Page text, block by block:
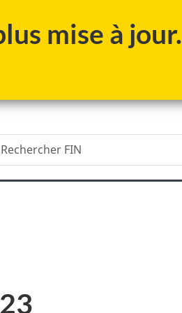
mise à jour.
Recherche